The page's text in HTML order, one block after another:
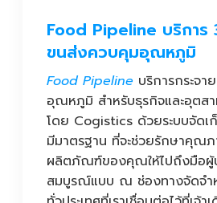
Food Pipeline บริการ
ขนส่งควบคุมอุณหภูมิ
Food Pipeline บริการกระจา
อุณหภูมิ สำหรับธุรกิจและอุตสา
โดย Cogistics ด้วยระบบจัดเ
มีมาตรฐาน ที่จะช่วยรักษาคุณ
ผลิตภัณฑ์ของคุณให้ไปถึงมือผู้
สมบูรณ์แบบ ณ ช่องทางจัดจำห